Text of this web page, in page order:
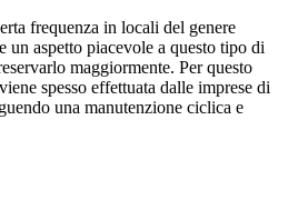
frequenza in locali del genere
un aspetto piacevole a questo tipo di
maggiormente. Per questo
spesso effettuata dalle imprese di
una manutenzione ciclica e